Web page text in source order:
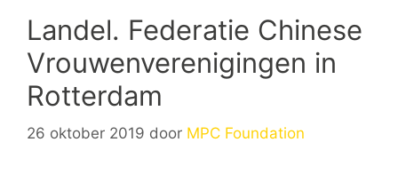
Landel. Federatie Chinese
Vrouwenverenigingen in
Rotterdam
26 oktober 2019 door MPC Foundation